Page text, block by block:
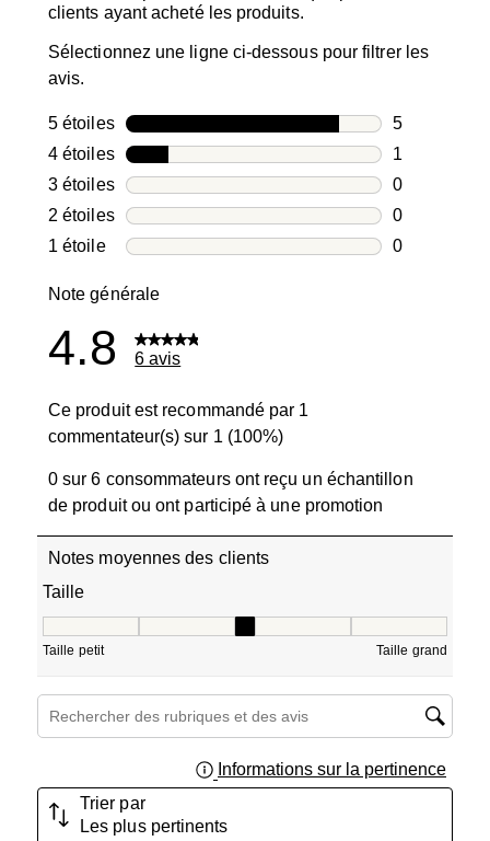
clients ayant acheté les produits.
Sélectionnez une ligne ci-dessous pour filtrer les
avis.
5 étoilesétoiles
5
5 avis avec
4 étoilesétoiles
1
1 avis avec
3 étoilesétoiles
0
0 avis avec
2 étoilesétoiles
0
0 avis avec
1 étoileétoiles
0
Note générale
4.8 6 avis
Ce produit est recommandé par 1
commentateur(s) sur 1 (100%)
0 sur 6 consommateurs ont reçu un échantillon
de produit ou ont participé à une promotion
Notes moyennes des clients
Taille
Taille petit Taille grand
Zone de recherche de sujet et d'avis
Informations sur la pertinence
Trier par
Les plus pertinents